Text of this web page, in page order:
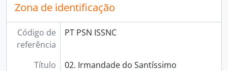
Zona de identificação
Código de
referência
PT PSN ISSNC
Título
02. Irmandade do Santíssimo